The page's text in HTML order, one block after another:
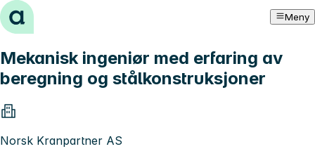
Hopp til innhold Meny
Mekanisk ingeniør med erfaring av
beregning og stålkonstruksjoner
Norsk Kranpartner AS